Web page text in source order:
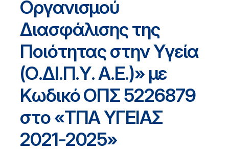
Οργανισμού
Διασφάλισης της
Ποιότητας στην Υγεία
(Ο.ΔΙ.Π.Υ. Α.Ε.)» με
Κωδικό ΟΠΣ 5226879
στο «ΤΠΑ ΥΓΕΙΑΣ
2021-2025»